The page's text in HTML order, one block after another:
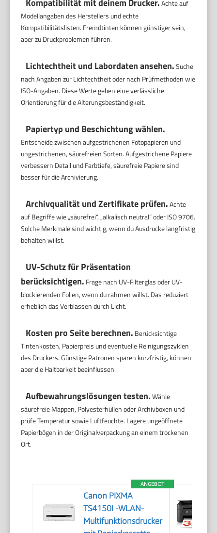
Achte auf
Modellangaben des Herstellers und echte
Kompatibilitätslisten. Fremdtinten können günstiger sein,
aber zu Druckproblemen führen.
Lichtechtheit und Labordaten ansehen.Suche
nach Angaben zur Lichtechtheit oder nach Prüfmethoden wie
ISO-Angaben. Diese Werte geben eine verlässliche
Orientierung für die Alterungsbeständigkeit.
Papiertyp und Beschichtung wählen.
Entscheide zwischen aufgestrichenen Fotopapieren und
ungestrichenen, säurefreien Sorten. Aufgestrichene Papiere
verbessern Detail und Farbtiefe, säurefreie Papiere sind
besser für die Archivierung.
Archivqualität und Zertifikate prüfen.Achte
auf Begriffe wie „säurefrei“, „alkalisch neutral“ oder ISO 9706.
Solche Merkmale sind wichtig, wenn du Ausdrucke langfristig
behalten willst.
UV-Schutz für Präsentation
berücksichtigen. Frage nach UV-Filterglas oder UV-
blockierenden Folien, wenn du rahmen willst. Das reduziert
erheblich das Verblassen durch Licht.
Kosten pro Seite berechnen. Berücksichtige
Tintenkosten, Papierpreis und eventuelle Reinigungszyklen
des Druckers. Günstige Patronen sparen kurzfristig, können
aber die Haltbarkeit beeinflussen.
Aufbewahrungslösungen testen.Wähle
säurefreie Mappen, Polyesterhüllen oder Archivboxen und
prüfe Temperatur sowie Luftfeuchte. Lagere ungeöffnete
Papierbögen in der Originalverpackung an einem trockenen
Ort.
ANGEBOT
Canon PIXMA
TS4150I -WLAN-
Multifunktionsdrucker